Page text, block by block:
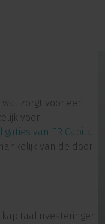
zorgt voor een
voor
van ER Capital
van de door